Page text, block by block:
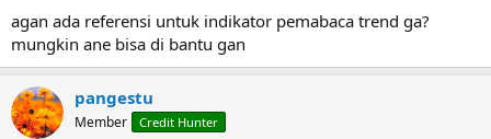
agan ada referensi untuk indikator pemabaca trend ga?
mungkin ane bisa di bantu gan
pangestu
Member Credit Hunter